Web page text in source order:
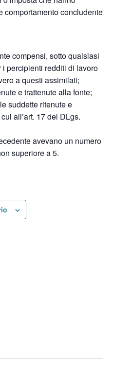
comportamento concludente
compensi, sotto qualsiasi
percipienti redditi di lavoro
a questi assimilati;
e trattenute alla fonte;
suddette ritenute e
all’art. 17 del DLgs.
avevano un numero
superiore a 5.